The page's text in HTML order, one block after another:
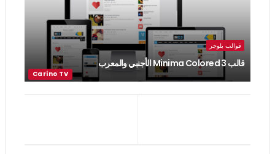
قوالب بلوجر
قالب Minima Colored 3 الأجنبي والمعرب